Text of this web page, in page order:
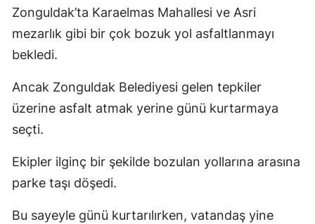
Zonguldak’ta Karaelmas Mahallesi ve Asri
mezarlık gibi bir çok bozuk yol asfaltlanmayı
bekledi.
Ancak Zonguldak Belediyesi gelen tepkiler
üzerine asfalt atmak yerine günü kurtarmaya
seçti.
Ekipler ilginç bir şekilde bozulan yollarına arasına
parke taşı döşedi.
Bu sayeyle günü kurtarılırken, vatandaş yine